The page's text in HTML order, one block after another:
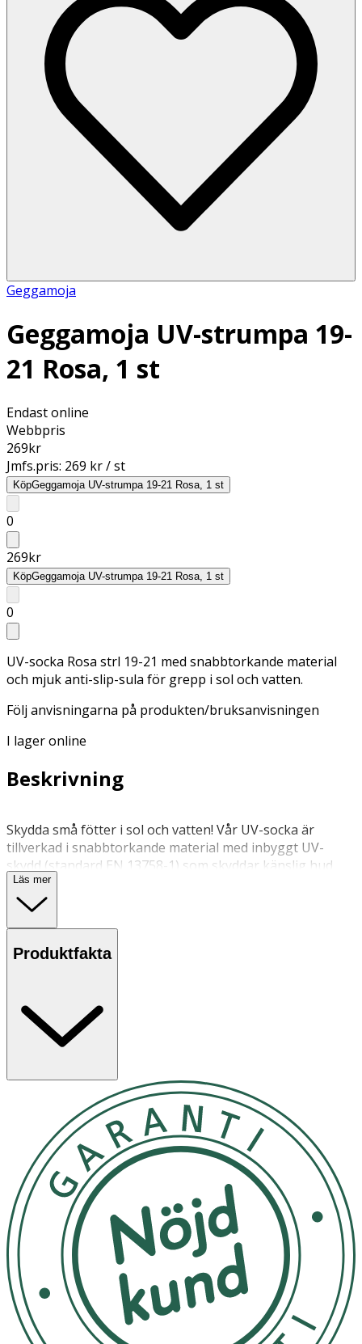
Geggamoja
Geggamoja UV-strumpa 19-
21 Rosa, 1 st
Endast online
Webbpris
269kr
Jmfs.pris: 269 kr / st
KöpGeggamoja UV-strumpa 19-21 Rosa, 1 st
0
269kr
KöpGeggamoja UV-strumpa 19-21 Rosa, 1 st
0
UV-socka Rosa strl 19-21 med snabbtorkande material
och mjuk anti-slip-sula för grepp i sol och vatten.
Följ anvisningarna på produkten/bruksanvisningen
I lager online
Beskrivning
Skydda små fötter i sol och vatten! Vår UV-socka är
tillverkad i snabbtorkande material med inbyggt UV-
skydd (standard EN 13758-1) som skyddar känslig hud
mot solens strålar. Den mjuka och flexibla anti-slip-sulan
ger extra grepp på hala underlag.
40 grader, ingen tumling
OK för gravida och ammande:
Läs mer
Produktfakta